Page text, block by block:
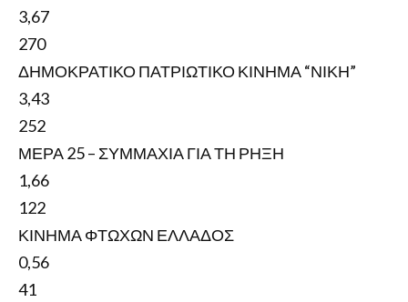
3,67
270
ΔΗΜΟΚΡΑΤΙΚΟ ΠΑΤΡΙΩΤΙΚΟ ΚΙΝΗΜΑ “ΝΙΚΗ”
3,43
252
ΜΕΡΑ 25 – ΣΥΜΜΑΧΙΑ ΓΙΑ ΤΗ ΡΗΞΗ
1,66
122
ΚΙΝΗΜΑ ΦΤΩΧΩΝ ΕΛΛΑΔΟΣ
0,56
41